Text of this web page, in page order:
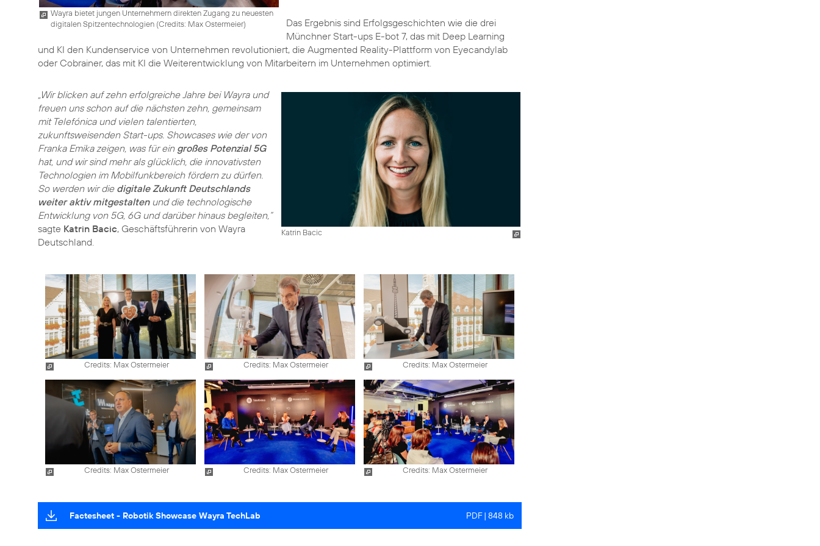
Wayra bietet jungen Unternehmern direkten Zugang zu neuesten
digitalen Spitzentechnologien (Credits: Max Ostermeier)
Das Ergebnis sind Erfolgsgeschichten wie die drei
Münchner Start-ups E-bot 7, das mit Deep Learning
und KI den Kundenservice von Unternehmen revolutioniert, die Augmented Reality-Plattform von Eyecandylab
oder Cobrainer, das mit KI die Weiterentwicklung von Mitarbeitern im Unternehmen optimiert.
Katrin Bacic
„Wir blicken auf zehn erfolgreiche Jahre bei Wayra und
freuen uns schon auf die nächsten zehn, gemeinsam
mit Telefónica und vielen talentierten,
zukunftsweisenden Start-ups. Showcases wie der von
Franka Emika zeigen, was für ein großes Potenzial 5G
hat, und wir sind mehr als glücklich, die innovativsten
Technologien im Mobilfunkbereich fördern zu dürfen.
So werden wir die digitale Zukunft Deutschlands
weiter aktiv mitgestaltenund die technologische
Entwicklung von 5G, 6G und darüber hinaus begleiten,“
sagte Katrin Bacic, Geschäftsführerin von Wayra
Deutschland.
Credits: Max Ostermeier Credits: Max Ostermeier Credits: Max Ostermeier
Credits: Max Ostermeier Credits: Max Ostermeier Credits: Max Ostermeier
Factesheet - Robotik Showcase Wayra TechLab PDF | 848 kb